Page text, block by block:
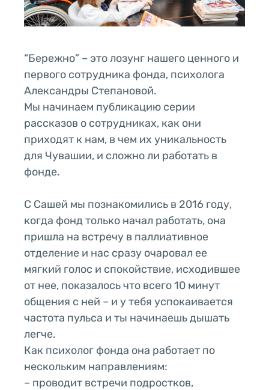
“Бережно” – это лозунг нашего ценного и
первого сотрудника фонда, психолога
Александры Степановой.
Мы начинаем публикацию серии
рассказов о сотрудниках, как они
приходят к нам, в чем их уникальность
для Чувашии, и сложно ли работать в
фонде.
С Сашей мы познакомились в 2016 году,
когда фонд только начал работать, она
пришла на встречу в паллиативное
отделение и нас сразу очаровал ее
мягкий голос и спокойствие, исходившее
от нее, показалось что всего 10 минут
общения с ней – и у тебя успокаивается
частота пульса и ты начинаешь дышать
легче.
Как психолог фонда она работает по
нескольким направлениям:
– проводит встречи подростков,